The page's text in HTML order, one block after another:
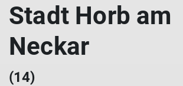
Stadt Horb am
Neckar
(14)